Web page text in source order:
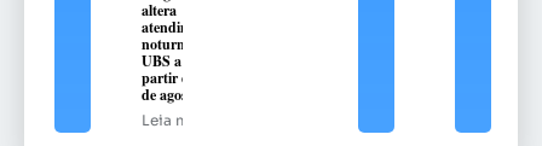
altera
atendimento
noturno na
UBS a
partir de 10
de agosto
Leia mais